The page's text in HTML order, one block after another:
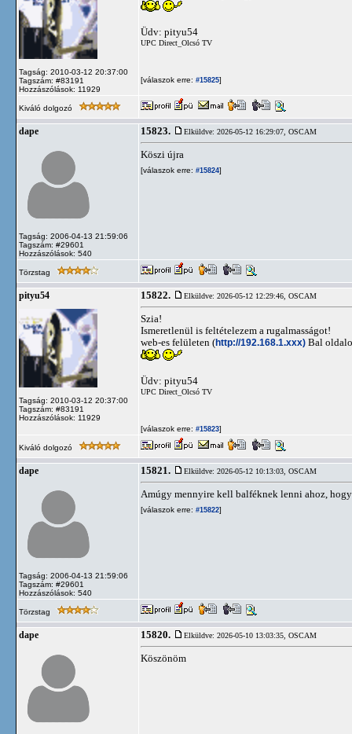
Tagság: 2010-03-12 20:37:00
Tagszám: #83191
Hozzászólások: 11929
Üdv: pityu54
UPC Direct_Olcsó TV
[válaszok erre: #15825]
Kiváló dolgozó
dape
Tagság: 2006-04-13 21:59:06
Tagszám: #29601
Hozzászólások: 540
15823. Elküldve: 2026-05-12 16:29:07, OSCAM
Köszi újra
[válaszok erre: #15824]
Törzstag
pityu54
Tagság: 2010-03-12 20:37:00
Tagszám: #83191
Hozzászólások: 11929
15822. Elküldve: 2026-05-12 12:29:46, OSCAM
Szia!
Ismeretlenül is feltételezem a rugalmasságot!
web-es felületen (http://192.168.1.xxx) Bal
Üdv: pityu54
UPC Direct_Olcsó TV
[válaszok erre: #15823]
Kiváló dolgozó
dape
Tagság: 2006-04-13 21:59:06
Tagszám: #29601
Hozzászólások: 540
15821. Elküldve: 2026-05-12 10:13:03, OSCAM
Amúgy mennyire kell balféknek lenni ahoz,
[válaszok erre: #15822]
Törzstag
dape 15820. Elküldve: 2026-05-10 13:03:35, OSCAM
Köszönöm